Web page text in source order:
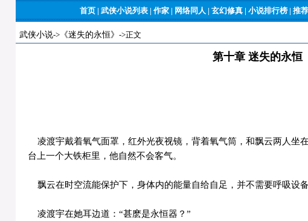
首页 | 武侠小说列表 | 作家 | 网络同人 | 玄幻修真 | 小说排行榜 | 推
武侠小说-> 《迷失的永恒》 ->正文
第十章 迷失的永恒
凌渡宇戴着氧气面罩，红外光夜视镜，背着氧气筒，和飘云两人坐
台上一个大铁柜里，他自然不会客气。
飘云在时空流能保护下，身体内的能量自给自足，并不需要呼吸设
凌渡宇在她耳边道：“甚麽是永恒器？”